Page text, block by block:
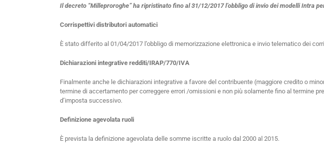
Il decreto “Milleproroghe” ha ripristinato fino al 31/12/2017 l’obbligo di invio dei modelli Intra
Corrispettivi distributori automatici
È stato differito al 01/04/2017 l’obbligo di memorizzazione elettronica e invio telematico dei
Dichiarazioni integrative redditi/IRAP/770/IVA
Finalmente anche le dichiarazioni integrative a favore del contribuente (maggiore credito o
termine di accertamento per correggere errori /omissioni e non più solamente fino al termine
d’imposta successivo.
Definizione agevolata ruoli
È prevista la definizione agevolata delle somme iscritte a ruolo dal 2000 al 2015.